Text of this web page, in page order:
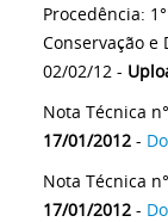
Procedência:
Conservação e
02/02/12 -
Nota Técnica
17/01/2012 -
Nota Técnica
17/01/2012 -